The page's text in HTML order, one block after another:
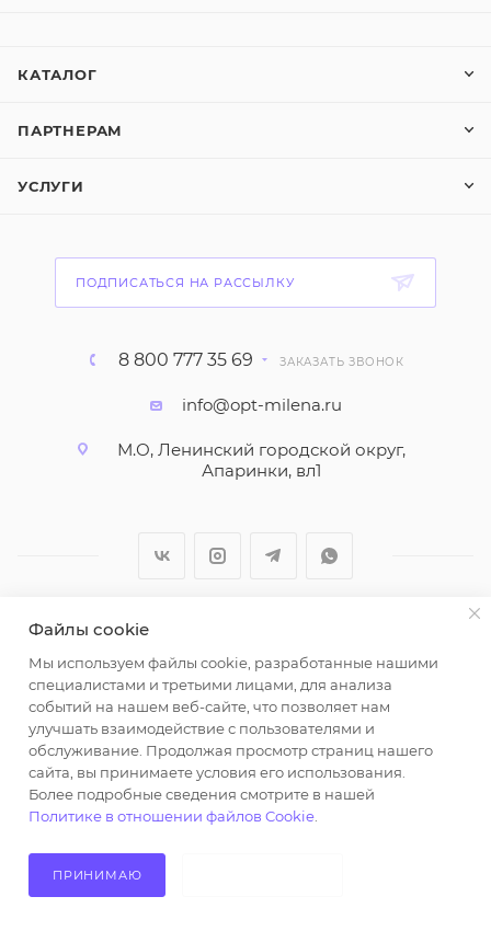
КАТАЛОГ
ПАРТНЕРАМ
УСЛУГИ
ПОДПИСАТЬСЯ НА РАССЫЛКУ
8 800 777 35 69 ЗАКАЗАТЬ ЗВОНОК
info@opt-milena.ru
М.О, Ленинский городской округ,
Апаринки, вл1
2026 © ООО "Вайт Текстиль групп"
Любая информация на сайте носит справочный
характер и не является публичной офертой
определяемой положениями пункта 2 статьи 437
Гражданского кодекса Российской Федерации.
Использование любых материалов, опубликованных
на https://opt-milena.ru, допустимо только при
наличии письменного разрешения редакции и
активной ссылки на https://opt-milena.ru
Файлы cookie
Мы используем файлы cookie, разработанные нашими
специалистами и третьими лицами, для анализа
событий на нашем веб-сайте, что позволяет нам
улучшать взаимодействие с пользователями и
обслуживание. Продолжая просмотр страниц нашего
сайта, вы принимаете условия его использования.
Более подробные сведения смотрите в нашей
Политике в отношении файлов Cookie
ПРИНИМАЮ